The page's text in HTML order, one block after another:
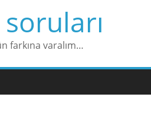
soruları
farkına varalım…